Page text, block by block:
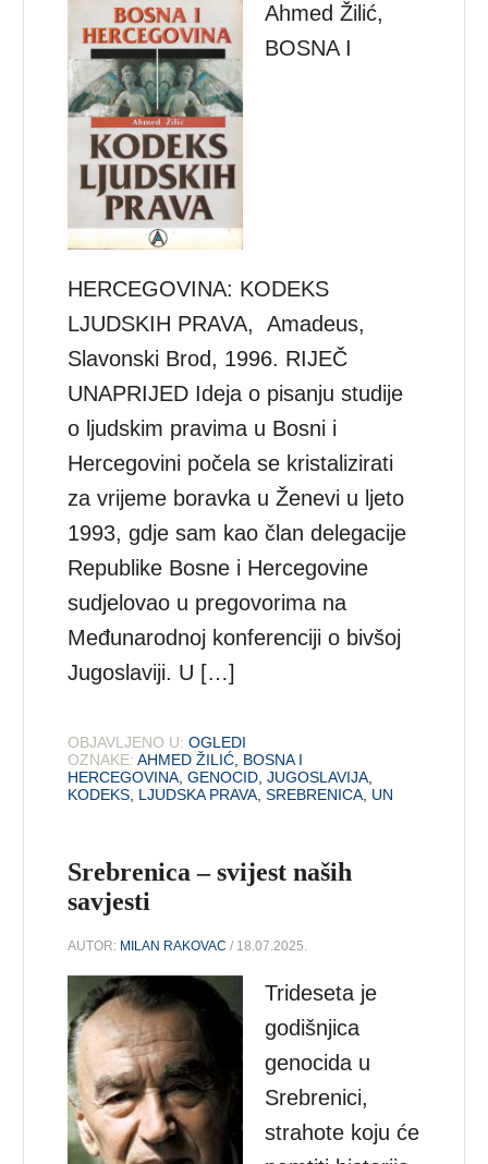
Ahmed Žilić,
BOSNA I
HERCEGOVINA: KODEKS
LJUDSKIH PRAVA, Amadeus,
Slavonski Brod, 1996. RIJEČ
UNAPRIJED Ideja o pisanju studije
o ljudskim pravima u Bosni i
Hercegovini počela se kristalizirati
za vrijeme boravka u Ženevi u ljeto
1993, gdje sam kao član delegacije
Republike Bosne i Hercegovine
sudjelovao u pregovorima na
Međunarodnoj konferenciji o bivšoj
Jugoslaviji. U […]
OBJAVLJENO U: OGLEDI
OZNAKE: AHMED ŽILIĆ, BOSNA I
HERCEGOVINA,GENOCID,JUGOSLAVIJA,
KODEKS, LJUDSKA PRAVA,SREBRENICA, UN
Srebrenica – svijest naših
savjesti
AUTOR: MILAN RAKOVAC / 18.07.2025.
Trideseta je
godišnjica
genocida u
Srebrenici,
strahote koju će